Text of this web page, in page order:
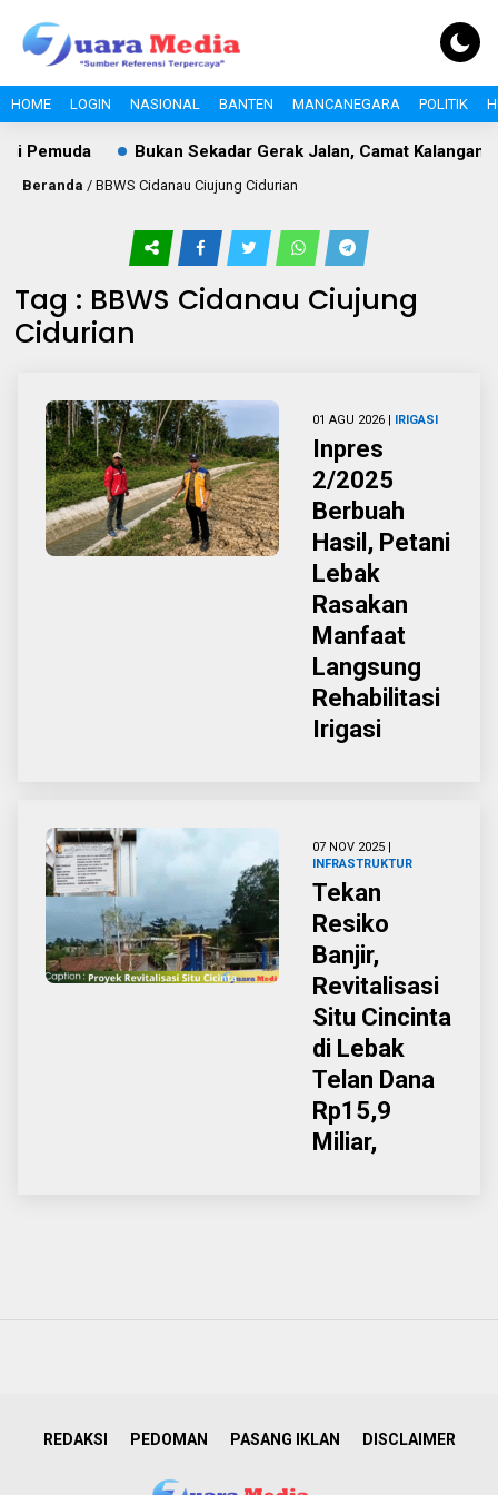
HOME LOGIN NASIONAL BANTEN MANCANEGARA POLITIK
Pemuda Bukan Sekadar Gerak Jalan, Camat
Beranda / BBWS Cidanau Ciujung Cidurian
Tag : BBWS Cidanau Ciujung
Cidurian
01 AGU 2026 | IRIGASI
Inpres
2/2025
Berbuah
Hasil, Petani
Lebak
Rasakan
Manfaat
Langsung
Rehabilitasi
Irigasi
07 NOV 2025 |
INFRASTRUKTUR
Tekan
Resiko
Banjir,
Revitalisasi
Situ Cincinta
di Lebak
Telan Dana
Rp15,9
Miliar,
REDAKSI PEDOMAN PASANG IKLAN DISCLAIMER